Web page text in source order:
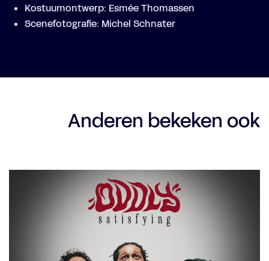
Kostuumontwerp: Esmée Thomassen
Scenefotografie: Michel Schnater
Anderen bekeken ook